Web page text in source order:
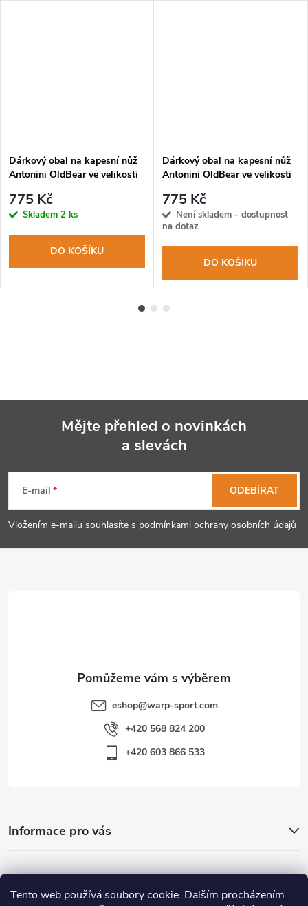
Tento web používá soubory cookie. Dalším procházením
Dárkový obal na kapesní nůž
Antonini OldBear ve velikosti
775 Kč
Skladem 2 ks
DO KOŠÍKU
Dárkový obal na kapesní nůž
Antonini OldBear ve velikosti
775 Kč
Není skladem - dostupnost
na dotaz
DO KOŠÍKU
p
a
Mějte přehled o novinkách
a slevách
E-mail
Vložením e-mailu souhlasíte s podmínkami ochrany osobních údajů
ODEBÍRAT
eshop@warp-sport.com
+420 568 824 200
+420 603 866 533
Informace pro vás
Nejhledanější